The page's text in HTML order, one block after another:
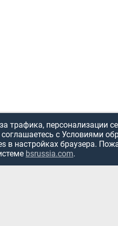
трафика, персонализации
с Условиями
в настройках браузера.
bsrussia.com.